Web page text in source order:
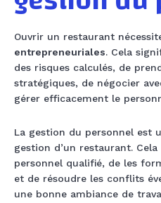
Ouvrir un restaurant
entrepreneuriales. Cela
des risques calculés, de
stratégiques, de négocier
gérer efficacement le
La gestion du personnel est
gestion d’un restaurant.
personnel qualifié, de les
et de résoudre les conflits
une bonne ambiance de